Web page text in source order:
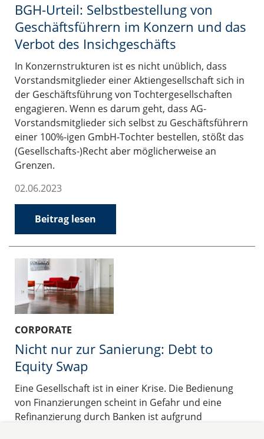
BGH-Urteil: Selbstbestellung von
Geschäftsführern im Konzern und das
Verbot des Insichgeschäfts
In Konzernstrukturen ist es nicht unüblich, dass
Vorstandsmitglieder einer Aktiengesellschaft sich in
der Geschäftsführung von Tochtergesellschaften
engagieren. Wenn es darum geht, dass AG-
Vorstandsmitglieder sich selbst zu Geschäftsführern
einer 100%-igen GmbH-Tochter bestellen, stößt das
(Gesellschafts-)Recht aber möglicherweise an
Grenzen.
02.06.2023
Beitrag lesen
CORPORATE
Nicht nur zur Sanierung: Debt to
Equity Swap
Eine Gesellschaft ist in einer Krise. Die Bedienung
von Finanzierungen scheint in Gefahr und eine
Refinanzierung durch Banken ist aufgrund